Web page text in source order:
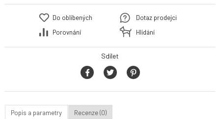
Do oblíbených
Porovnání
Dotaz prodejci
Hlídání
Sdílet
Popis a parametry Recenze (0)